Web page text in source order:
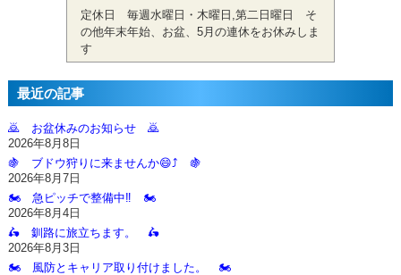
定休日 毎週水曜日・木曜日,第二日曜日 そ
の他年末年始、お盆、5月の連休をお休みしま
す
最近の記事
🙇‍ お盆休みのお知らせ 🙇‍
2026年8月8日
🍇 ブドウ狩りに来ませんか😄⤴️ 🍇
2026年8月7日
🏍️ 急ピッチで整備中‼️ 🏍️
2026年8月4日
🛵 釧路に旅立ちます。 🛵
2026年8月3日
🏍️ 風防とキャリア取り付けました。 🏍️